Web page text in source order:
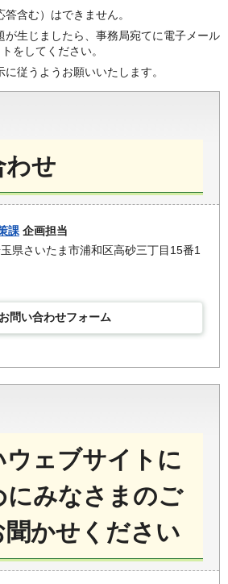
含む）はできません。
が生じましたら、事務局宛てに電子メール
をしてください。
従うようお願いいたします。
わせ
課 企画担当
県さいたま市浦和区高砂三丁目15番1
お問い合わせフォーム
ウェブサイトに
にみなさまのご
かせください